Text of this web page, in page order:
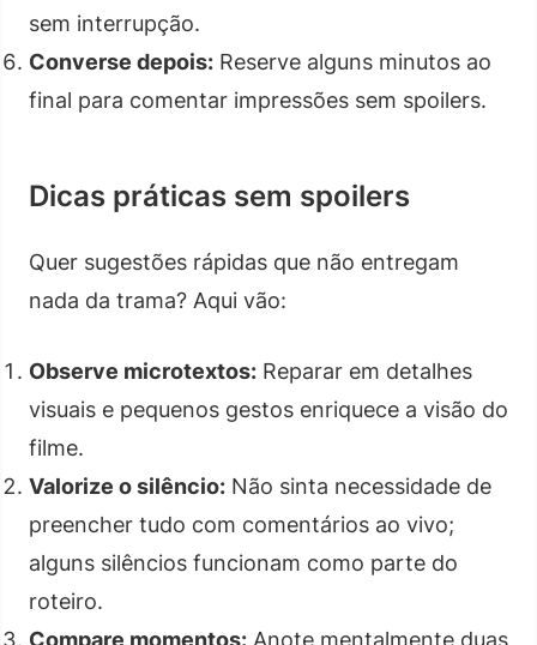
sem interrupção.
Converse depois: Reserve alguns minutos ao
final para comentar impressões sem spoilers.
Dicas práticas sem spoilers
Quer sugestões rápidas que não entregam
nada da trama? Aqui vão:
Observe microtextos: Reparar em detalhes
visuais e pequenos gestos enriquece a visão do
filme.
Valorize o silêncio: Não sinta necessidade de
preencher tudo com comentários ao vivo;
alguns silêncios funcionam como parte do
roteiro.
Compare momentos: Anote mentalmente duas